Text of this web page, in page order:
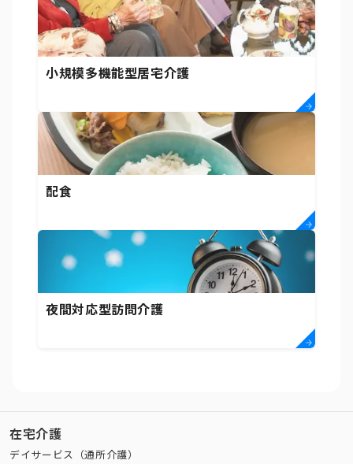
小規模多機能型居宅介護
配食
夜間対応型訪問介護
在宅介護
デイサービス（通所介護）